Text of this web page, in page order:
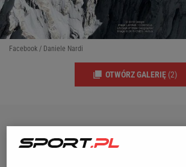
Facebook / Daniele Nardi
OTWÓRZ GALERIĘ (2)